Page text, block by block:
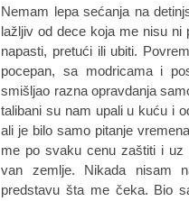
Nemam lepa sećanja na
lažljiv od dece koja me nisu ni
napasti, pretući ili ubiti.
pocepan, sa modricama i
smišljao razna opravdanja
talibani su nam upali u kuću i
ali je bilo samo pitanje
me po svaku cenu zaštiti i uz
van zemlje. Nikada nisam
predstavu šta me čeka. Bio